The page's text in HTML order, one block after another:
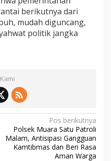
berikutnya dari
mudah diguncang,
politik jangka
Pos berikutnya
Polsek Muara Satu Patroli
Malam, Antisipasi Gangguan
Kamtibmas dan Beri Rasa
Aman Warga